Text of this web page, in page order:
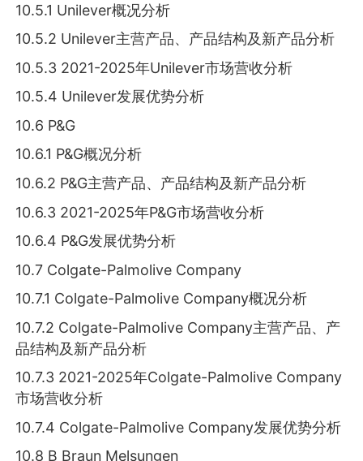
10.5.1 Unilever概况分析
10.5.2 Unilever主营产品、产品结构及新产品分析
10.5.3 2021-2025年Unilever市场营收分析
10.5.4 Unilever发展优势分析
10.6 P&G
10.6.1 P&G概况分析
10.6.2 P&G主营产品、产品结构及新产品分析
10.6.3 2021-2025年P&G市场营收分析
10.6.4 P&G发展优势分析
10.7 Colgate-Palmolive Company
10.7.1 Colgate-Palmolive Company概况分析
10.7.2 Colgate-Palmolive Company主营产品、产
品结构及新产品分析
10.7.3 2021-2025年Colgate-Palmolive Company
市场营收分析
10.7.4 Colgate-Palmolive Company发展优势分析
10.8 B Braun Melsungen